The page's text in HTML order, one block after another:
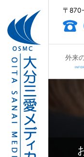
〒
外来